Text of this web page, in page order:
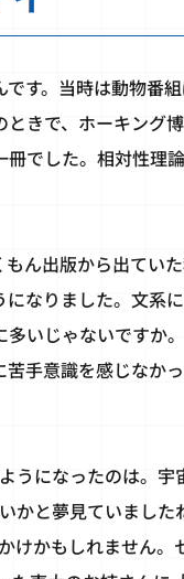
す。当時は動物番
きで、ホーキング
でした。相対性理
ん出版から出てい
なりました。文系
いじゃないですか
手意識を感じなか
うになったのは。
かと夢見ていまし
けかもしれません